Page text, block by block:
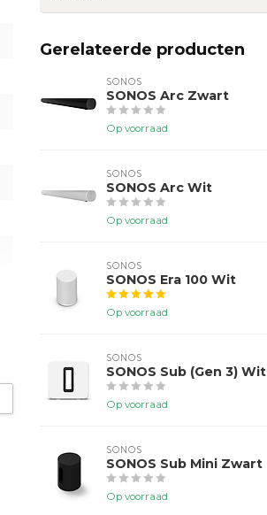
Gerelateerde producten
SONOS
SONOS Arc Zwart
Op voorraad
SONOS
SONOS Arc Wit
Op voorraad
SONOS
SONOS Era 100 Wit
Op voorraad
SONOS
SONOS Sub (Gen 3) Wit
Op voorraad
SONOS
SONOS Sub Mini Zwart
Op voorraad